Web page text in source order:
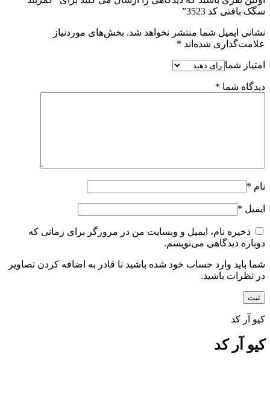
سگک بافتی کد 3523”
نشانی ایمیل شما منتشر نخواهد شد. بخش‌های موردنیاز
علامت‌گذاری شده‌اند *
امتیاز شما
دیدگاه شما *
نام *
ایمیل *
ذخیره نام، ایمیل و وبسایت من در مرورگر برای زمانی که
دوباره دیدگاهی می‌نویسم.
شما باید وارد حساب خود شده باشید تا قادر به اضافه کردن تصاویر
در نظرات باشید.
کیو آر کد
کیو آر کد